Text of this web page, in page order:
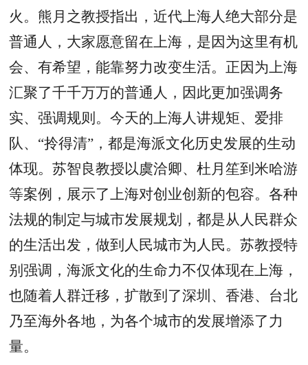
火。熊月之教授指出，近代上海人绝大部分是
普通人，大家愿意留在上海，是因为这里有机
会、有希望，能靠努力改变生活。正因为上海
汇聚了千千万万的普通人，因此更加强调务
实、强调规则。今天的上海人讲规矩、爱排
队、 “拎得清”，都是海派文化历史发展的生动
体现。苏智良教授以虞洽卿、杜月笙到米哈游
等案例，展示了上海对创业创新的包容。各种
法规的制定与城市发展规划，都是从人民群众
的生活出发，做到人民城市为人民。苏教授特
别强调，海派文化的生命力不仅体现在上海，
也随着人群迁移，扩散到了深圳、香港、台北
乃至海外各地，为各个城市的发展增添了力
量。